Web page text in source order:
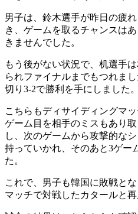
男子は、鈴木選手が昨日の疲
き、ゲームを取るチャンスは
きませんでした。
もう後がない状況で、机選手
られファイナルまでもつれま
切り3-2で勝利を手にしました。
こちらもディサイディングマ
ゲーム目を相手のミスもあり
し、次のゲームから攻撃的な
持っていかれ、そのあと3ゲー
た。
これで、男子も韓国に敗戦と
マッチで対戦したカタールと再